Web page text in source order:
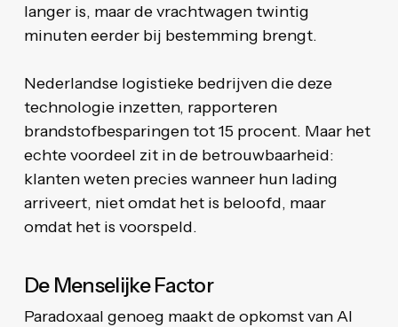
langer is, maar de vrachtwagen twintig
minuten eerder bij bestemming brengt.
Nederlandse logistieke bedrijven die deze
technologie inzetten, rapporteren
brandstofbesparingen tot 15 procent. Maar het
echte voordeel zit in de betrouwbaarheid:
klanten weten precies wanneer hun lading
arriveert, niet omdat het is beloofd, maar
omdat het is voorspeld.
De Menselijke Factor
Paradoxaal genoeg maakt de opkomst van AI